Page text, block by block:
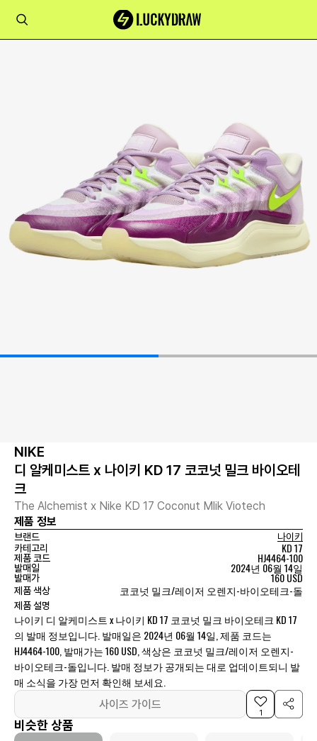
NIKE
디 알케미스트 x 나이키 KD 17 코코넛 밀크 바이오테
크
The Alchemist x Nike KD 17 Coconut Mlik Viotech
제품 정보
브랜드
나이키
카테고리
KD 17
제품 코드 HJ4464-100
발매일 2024년 06월 14일
발매가 160 USD
제품 색상 코코넛 밀크/레이저 오렌지-바이오테크-돌
제품 설명
나이키 디 알케미스트 x 나이키 KD 17 코코넛 밀크 바이오테크 KD 17
의 발매 정보입니다. 발매일은 2024년 06월 14일, 제품 코드는
HJ4464-100, 발매가는 160 USD, 색상은 코코넛 밀크/레이저 오렌지-
바이오테크-돌입니다. 발매 정보가 공개되는 대로 업데이트되니 발
매 소식을 가장 먼저 확인해 보세요.
사이즈 가이드
1
비슷한 상품